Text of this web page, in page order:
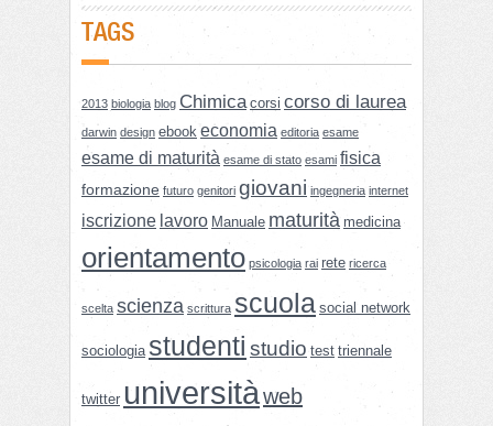
TAGS
2013 biologia blog Chimica corsi corso di laurea
darwin design ebook economia editoria esame
esame di maturità esame di stato esami fisica
formazione futuro genitori giovani ingegneria internet
iscrizione lavoro Manuale maturità medicina
orientamento psicologia rai rete ricerca
scelta scienza scrittura scuola social network
sociologia studenti studio test triennale
twitter universitàweb